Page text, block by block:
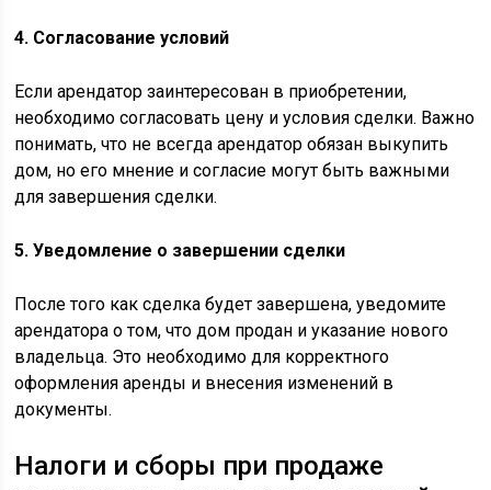
4. Согласование условий
Если арендатор заинтересован в приобретении,
необходимо согласовать цену и условия сделки. Важно
понимать, что не всегда арендатор обязан выкупить
дом, но его мнение и согласие могут быть важными
для завершения сделки.
5. Уведомление о завершении сделки
После того как сделка будет завершена, уведомите
арендатора о том, что дом продан и указание нового
владельца. Это необходимо для корректного
оформления аренды и внесения изменений в
документы.
Налоги и сборы при продаже